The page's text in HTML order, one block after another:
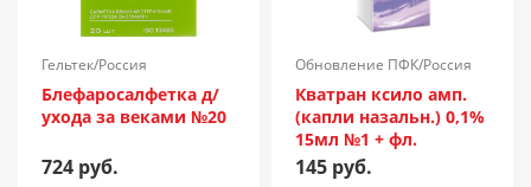
Гельтек/Россия
Блефаросалфетка д/
ухода за веками №20
724 руб.
Обновление ПФК/Россия
Кватран ксило амп.
(капли назальн.) 0,1%
15мл №1 + фл.
145 руб.